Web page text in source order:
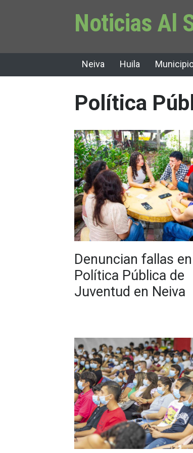
Noticias Al
Neiva Huila
Política
Denuncian fallas
Política Pública de
Juventud en Neiva